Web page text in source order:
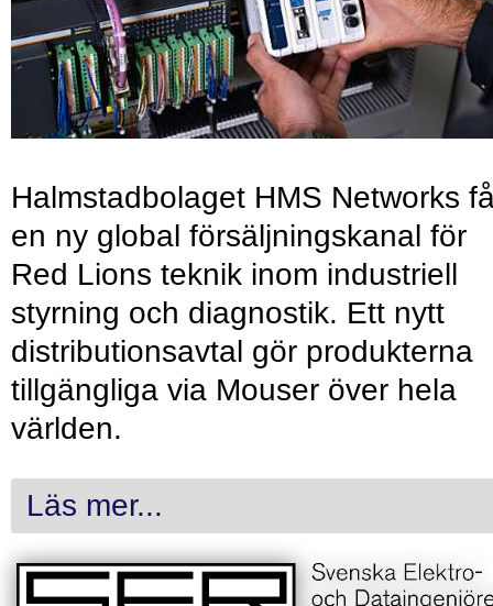
Halmstadbolaget HMS Networks
en ny global försäljningskanal för
Red Lions teknik inom industriell
styrning och diagnostik. Ett nytt
distributionsavtal gör produkterna
tillgängliga via Mouser över hela
världen.
Läs mer...